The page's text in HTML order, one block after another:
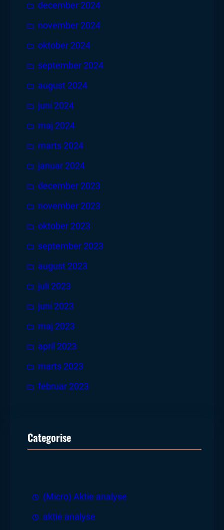
december 2024
november 2024
oktober 2024
september 2024
august 2024
juni 2024
maj 2024
marts 2024
januar 2024
december 2023
november 2023
oktober 2023
september 2023
august 2023
juli 2023
juni 2023
maj 2023
april 2023
marts 2023
februar 2023
Categorise
(Micro) Aktie analyse
aktie analyse